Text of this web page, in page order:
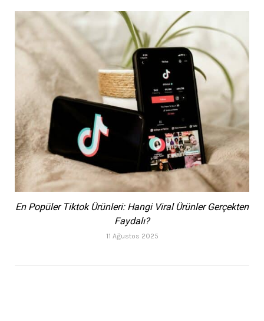
En Popüler Tiktok Ürünleri: Hangi Viral Ürünler Gerçekten
Faydalı?
11 Ağustos 2025